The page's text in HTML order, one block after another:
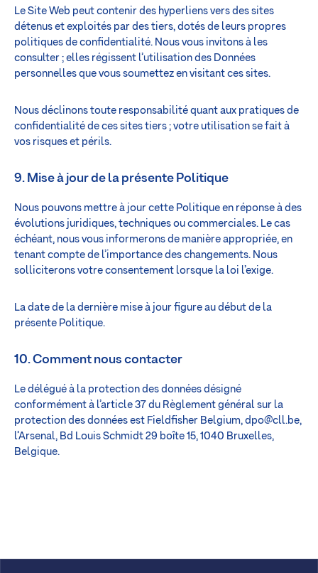
Le Site Web peut contenir des hyperliens vers des sites
détenus et exploités par des tiers, dotés de leurs propres
politiques de confidentialité. Nous vous invitons à les
consulter ; elles régissent l’utilisation des Données
personnelles que vous soumettez en visitant ces sites.
Nous déclinons toute responsabilité quant aux pratiques de
confidentialité de ces sites tiers ; votre utilisation se fait à
vos risques et périls.
9. Mise à jour de la présente Politique
Nous pouvons mettre à jour cette Politique en réponse à des
évolutions juridiques, techniques ou commerciales. Le cas
échéant, nous vous informerons de manière appropriée, en
tenant compte de l’importance des changements. Nous
solliciterons votre consentement lorsque la loi l’exige.
La date de la dernière mise à jour figure au début de la
présente Politique.
10. Comment nous contacter
Le délégué à la protection des données désigné
conformément à l’article 37 du Règlement général sur la
protection des données est Fieldfisher Belgium, dpo@cll.be,
l’Arsenal, Bd Louis Schmidt 29 boîte 15, 1040 Bruxelles,
Belgique.